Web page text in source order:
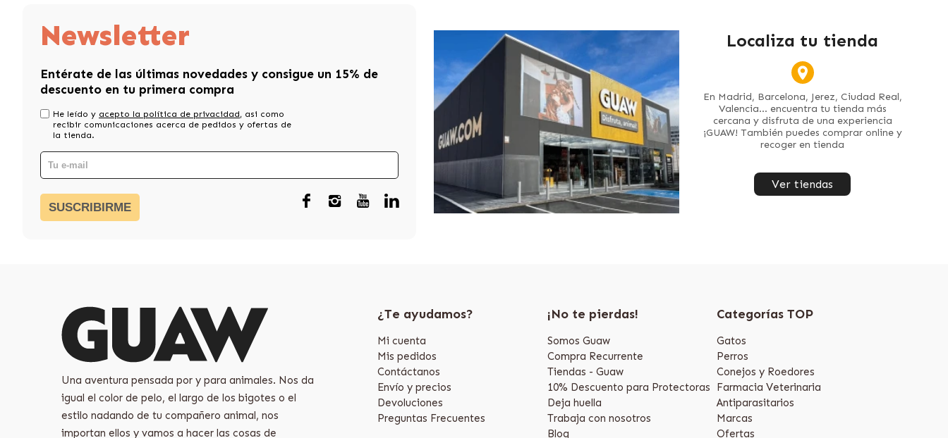
Newsletter
Entérate de las últimas novedades y consigue un 15% de
descuento en tu primera compra
He leído y acepto la política de privacidad, asi como
recibir comunicaciones acerca de pedidos y ofertas de
la tienda.
SUSCRIBIRME
Localiza tu tienda
En Madrid, Barcelona, Jerez, Ciudad Real,
Valencia... encuentra tu tienda más
cercana y disfruta de una experiencia
¡GUAW! También puedes comprar online y
recoger en tienda
Ver tiendas
Una aventura pensada por y para animales. Nos da
igual el color de pelo, el largo de los bigotes o el
estilo nadando de tu compañero animal, nos
importan ellos y vamos a hacer las cosas de
¿Te ayudamos?
Mi cuenta
Mis pedidos
Contáctanos
Envío y precios
Devoluciones
Preguntas Frecuentes
¡No te pierdas!
Somos Guaw
Compra Recurrente
Tiendas - Guaw
10% Descuento para Protectoras
Deja huella
Trabaja con nosotros
Blog
Categorías TOP
Gatos
Perros
Conejos y Roedores
Farmacia Veterinaria
Antiparasitarios
Marcas
Ofertas